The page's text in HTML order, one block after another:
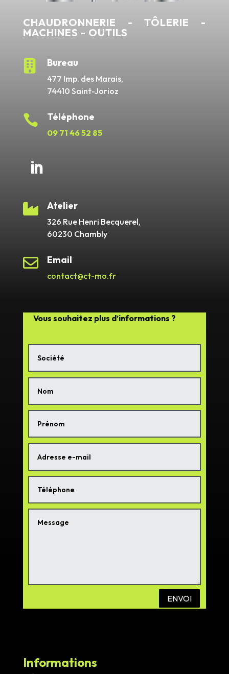
CHAUDRONNERIE - TÔLERIE -
MACHINES - OUTILS
 Bureau
477 Imp. des Marais,
74410 Saint-Jorioz
 Téléphone
09 71 46 52 85
 Atelier
326 Rue Henri Becquerel,
60230 Chambly
 Email
contact@ct-mo.fr
Vous souhaitez plus d’informations ?
ENVOI
Informations